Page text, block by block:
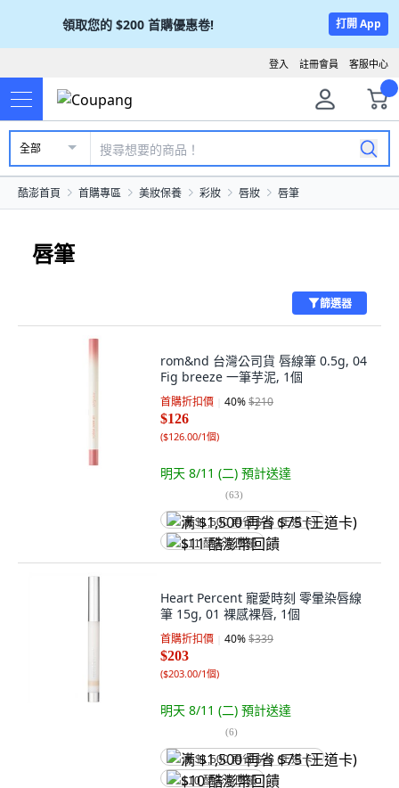
領取您的 $200 首購優惠卷! 打開 App
客服中心
註冊會員
登入
全部
酷澎首頁 首購專區 美妝保養 彩妝 唇妝 唇筆
唇筆
篩選器
rom&nd 台灣公司貨 唇線筆 0.5g, 04
Fig breeze 一筆芋泥, 1個
首購折扣價 40%$210
$126
($126.00/1個)
明天 8/11 (二) 預計送達
(63)
满 $1,500 再省 $75 (王道卡)
$11 酷澎幣回饋
Heart Percent 寵愛時刻 零暈染唇線
筆 15g, 01 裸感裸唇, 1個
首購折扣價 40%$339
$203
($203.00/1個)
明天 8/11 (二) 預計送達
(6)
满 $1,500 再省 $75 (王道卡)
$10 酷澎幣回饋